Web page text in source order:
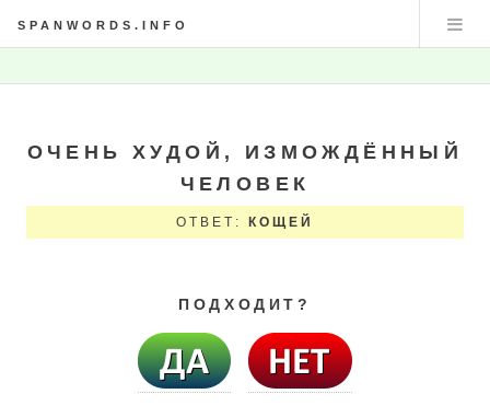
SPANWORDS.INFO
ОЧЕНЬ ХУДОЙ, ИЗМОЖДЁННЫЙ
ЧЕЛОВЕК
ОТВЕТ: КОЩЕЙ
ПОДХОДИТ?